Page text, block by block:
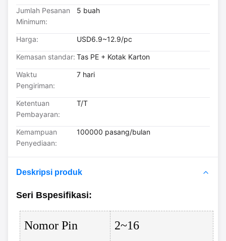
Jumlah Pesanan
Minimum:
5 buah
Harga: USD6.9~12.9/pc
Kemasan standar: Tas PE + Kotak Karton
Waktu
Pengiriman:
7 hari
Ketentuan
Pembayaran:
T/T
Kemampuan
Penyediaan:
100000 pasang/bulan
Deskripsi produk
Seri Bspesifikasi:
Nomor Pin 2~16